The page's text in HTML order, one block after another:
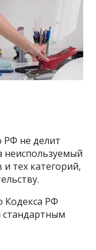
РФ не делит
неиспользуемый
тех категорий,
Кодекса РФ
стандартным